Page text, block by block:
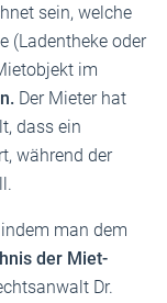
sein, welche
(Ladentheke oder
im
Der Mieter hat
dass ein
während der
man dem
der Miet-
Dr.